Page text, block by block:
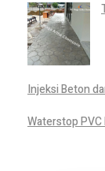
Injeksi Beton
Waterstop